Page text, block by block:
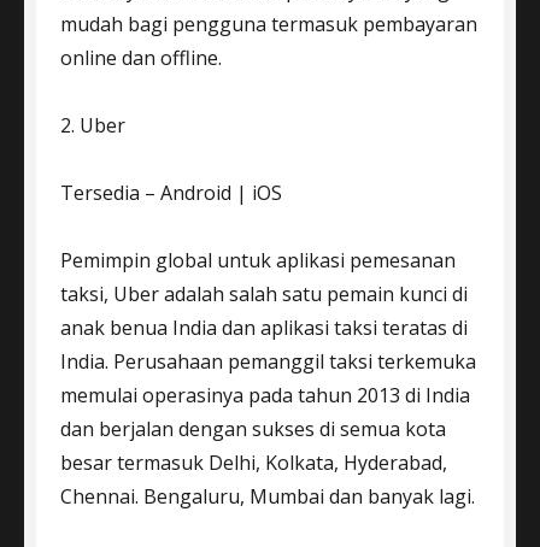
mudah bagi pengguna termasuk pembayaran
online dan offline.
2. Uber
Tersedia – Android | iOS
Pemimpin global untuk aplikasi pemesanan
taksi, Uber adalah salah satu pemain kunci di
anak benua India dan aplikasi taksi teratas di
India. Perusahaan pemanggil taksi terkemuka
memulai operasinya pada tahun 2013 di India
dan berjalan dengan sukses di semua kota
besar termasuk Delhi, Kolkata, Hyderabad,
Chennai. Bengaluru, Mumbai dan banyak lagi.